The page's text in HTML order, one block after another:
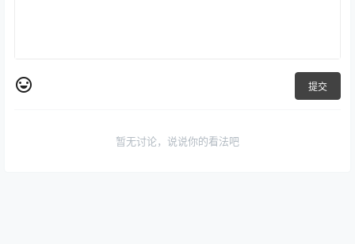
提交
暂无讨论，说说你的看法吧